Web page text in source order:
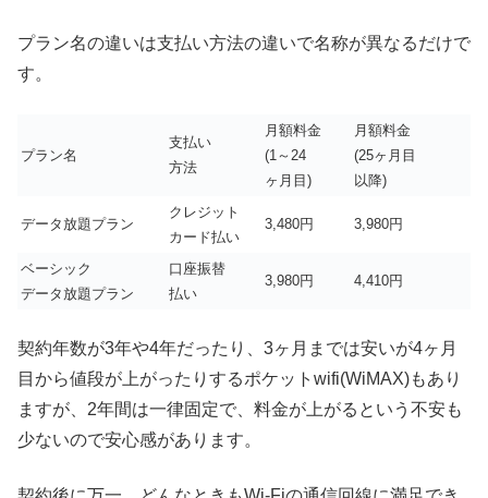
プラン名の違いは支払い方法の違いで名称が異なるだけで
す。
プラン名
支払い
方法
月額料金
(1～24
ヶ月目)
月額料金
(25ヶ月目
以降)
データ放題プラン
クレジット
カード払い
3,480円 3,980円
ベーシック
データ放題プラン
口座振替
払い
3,980円 4,410円
契約年数が3年や4年だったり、3ヶ月までは安いが4ヶ月
目から値段が上がったりするポケットwifi(WiMAX)もあり
ますが、2年間は一律固定で、料金が上がるという不安も
少ないので安心感があります。